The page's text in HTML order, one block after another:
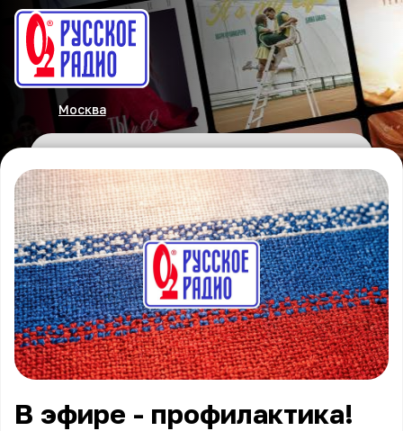
Москва
В эфире - профилактика!